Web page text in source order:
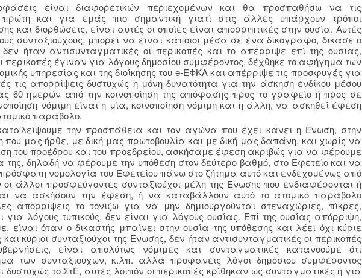
είναι διαφορετικών περιεχομένων και θα προσπαθήσω να τις
και για εμάς πιο σημαντική γιατί στις άλλες υπάρχουν τρόποι
και διορθώσεις, είναι αυτές οι οποίες είναι απορριπτικές στην ουσία. Αυτές
συνταξιούχους, μπορεί να είναι κάποιοι μέσα σε ένα δικόγραφο, δίκασε ο
ήταν αντισυνταγματικές οι περικοπές και το απέρριψε επί της ουσίας,
περικοπές έγιναν για λόγους δημοσίου συμφέροντος, δέχθηκε το αφήγημα των
υπηρεσίας και της διοίκησης του e-ΕΦΚΑ και απέρριψε τις προσφυγές για
τις απορρίψεις δυστυχώς η μόνη δυνατότητα για την άσκηση ενδίκου μέσου
60 ημερών από την κοινοποίηση της απόφασης προς το γραφείο ή προς σε
νόμιμη είναι η μία, κοινοποίηση νόμιμη και η άλλη, να ασκηθεί έφεση
παράβολο.
την προσπάθεια και τον αγώνα που έχει κάνει η Ενωση, στην
μας ήρθε, με δική μας πρωτοβουλία και με δική μας δαπάνη, και χωρίς να
του προέδρου και του προεδρείου, ασκήσαμε έφεση ακριβώς για να φέρουμε
της, δηλαδή να φέρουμε την υπόθεση στον δεύτερο βαθμό, στο Εφετείο και να
πρόσφατη νομολογία του Εφετείου πάνω στο ζήτημα αυτό και ενδεχομένως από
άλλοι προσφεύγοντες συνταξιούχοι-μέλη της Ένωσης που ενδιαφέρονται ή
να ασκήσουν την έφεση, ή να καταβάλλουν αυτό το ατομικό παράβολο
απορρίψεις το τονίζω για να μην δημιουργούνται στεναχώριες, πίκρες,
για λόγους τυπικούς, δεν είναι για λόγους ουσίας. Επί της ουσίας απόρριψη,
όταν ο δικαστής μπαίνει στην ουσία της υπόθεσης και λέει όχι κύριε
κύριοι συνταξιούχοι της Ένωσης, δεν ήταν αντισυνταγματικές οι περικοπές
είναι απολύτως νόμιμες και συνταγματικές κατανοούμε ότι
των συνταξιούχων, κ.λπ. αλλά προφανείς λόγοι δημόσιου συμφέροντος
δυστυχώς το ΣτΕ, αυτές λοιπόν οι περικοπές κρίθηκαν ως συνταγματικές ή για